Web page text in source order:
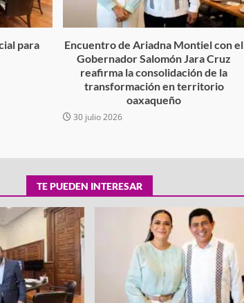
para
Encuentro de Ariadna Montiel con el
Gobernador Salomón Jara Cruz
reafirma la consolidación de la
transformación en territorio
oaxaqueño
30 julio 2026
TE PUEDEN INTERESAR